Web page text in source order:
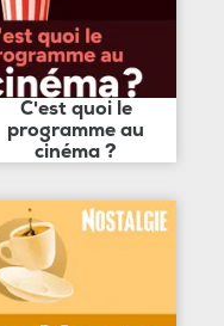
C'est quoi le
programme au
cinéma ?